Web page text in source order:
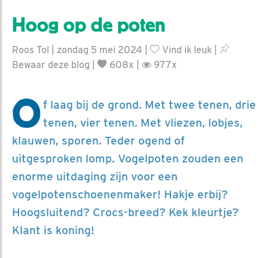
Hoog op de poten
Roos Tol | zondag 5 mei 2024 | Vind ik leuk
Bewaar deze blog
608x | 977x
Of laag bij de grond. Met twee tenen, drie
tenen, vier tenen. Met vliezen, lobjes,
klauwen, sporen. Teder ogend of
uitgesproken lomp. Vogelpoten zouden een
enorme uitdaging zijn voor een
vogelpotenschoenenmaker! Hakje erbij?
Hoogsluitend? Crocs-breed? Kek kleurtje?
Klant is koning!